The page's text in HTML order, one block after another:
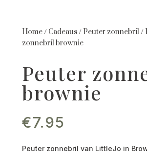
Home/ Cadeaus/ Peuter zonnebril/
zonnebril brownie
Peuter
brownie
€7.95
Peuter zonnebril van LittleJo in